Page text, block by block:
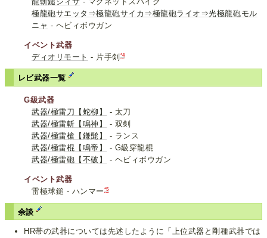
極龍砲サエッタ⇒極龍砲サイカ⇒極龍砲ライオ⇒光極龍砲モル
ニャ - ヘビィボウガン
イベント武器
ディオリモート - 片手剣 *4
レビ武器一覧
G級武器
武器/極雷刀【蛇柳】
- 太刀
武器/極雷斬【鳴神】
- 双剣
武器/極雷槍【鎌髭】
- ランス
武器/極雷棍【鳴帝】
- G級穿龍棍
武器/極雷砲【不破】
- ヘビィボウガン
イベント武器
雷極球鎚 - ハンマー *5
余談
HR帯の武器については先述したように「上位武器と剛種武器では